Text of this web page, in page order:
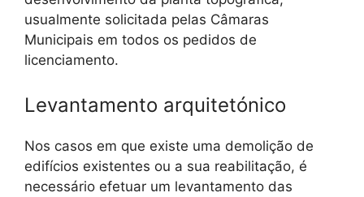
usualmente solicitada pelas Câmaras
Municipais em todos os pedidos de
licenciamento.
Levantamento arquitetónico
Nos casos em que existe uma demolição de
edifícios existentes ou a sua reabilitação, é
necessário efetuar um levantamento das